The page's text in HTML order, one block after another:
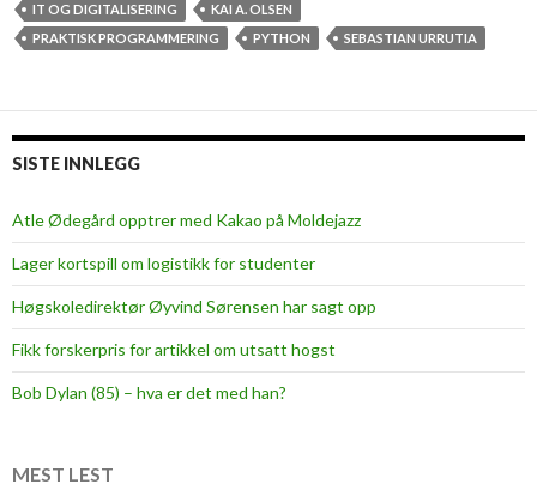
IT OG DIGITALISERING
KAI A. OLSEN
PRAKTISK PROGRAMMERING
PYTHON SEBASTIAN URRUTIA
SISTE INNLEGG
Atle Ødegård opptrer med Kakao på Moldejazz
Lager kortspill om logistikk for studenter
Høgskoledirektør Øyvind Sørensen har sagt opp
Fikk forskerpris for artikkel om utsatt hogst
Bob Dylan (85) – hva er det med han?
MEST LEST